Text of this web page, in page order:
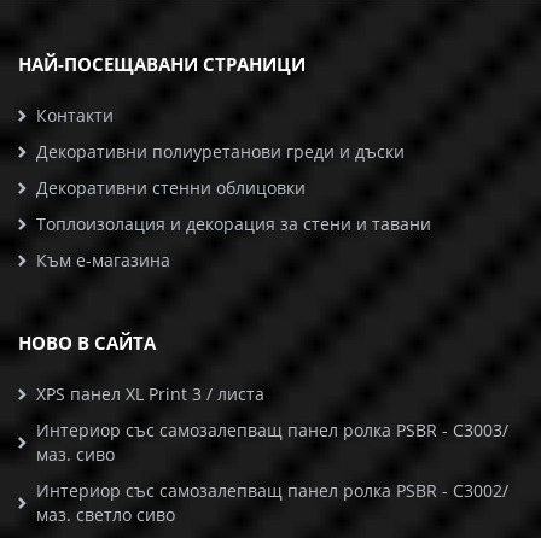
НАЙ-ПОСЕЩАВАНИ СТРАНИЦИ
Контакти
Декоративни полиуретанови греди и дъски
Декоративни стенни облицовки
Топлоизолация и декорация за стени и тавани
Към е-магазина
НОВО В САЙТА
XPS панел XL Print 3 / листа
Интериор със самозалепващ панел ролка PSBR - C3003/
маз. сиво
Интериор със самозалепващ панел ролка PSBR - C3002/
маз. светло сиво